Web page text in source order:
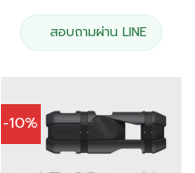
฿20,800.00.฿
สอบถามผ่าน LINE
-10%